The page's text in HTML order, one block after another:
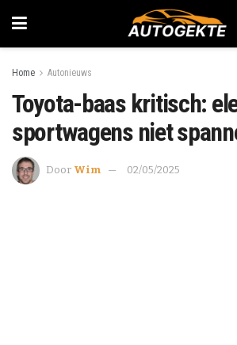
Home Autonieuws
Toyota-baas kritisch:
sportwagens niet
Door Wim 02/05/2025